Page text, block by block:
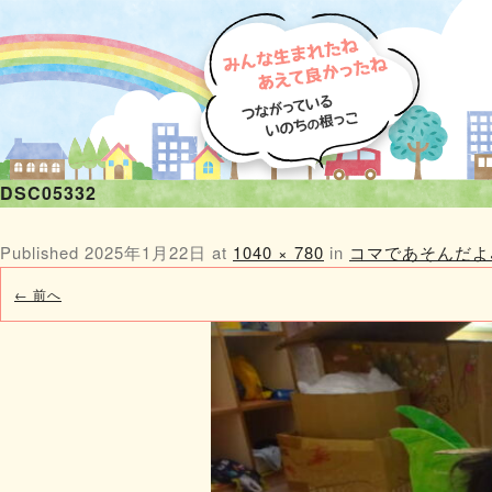
DSC05332
Published 2025年1月22日 at 1040 × 780 in コマであそんだ
← 前へ